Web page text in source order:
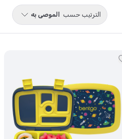
الترتيب حسب الموصى به